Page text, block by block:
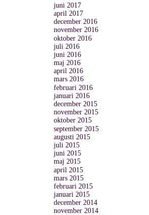
juni 2017
april 2017
december 2016
november 2016
oktober 2016
juli 2016
juni 2016
maj 2016
april 2016
mars 2016
februari 2016
januari 2016
december 2015
november 2015
oktober 2015
september 2015
augusti 2015
juli 2015
juni 2015
maj 2015
april 2015
mars 2015
februari 2015
januari 2015
december 2014
november 2014